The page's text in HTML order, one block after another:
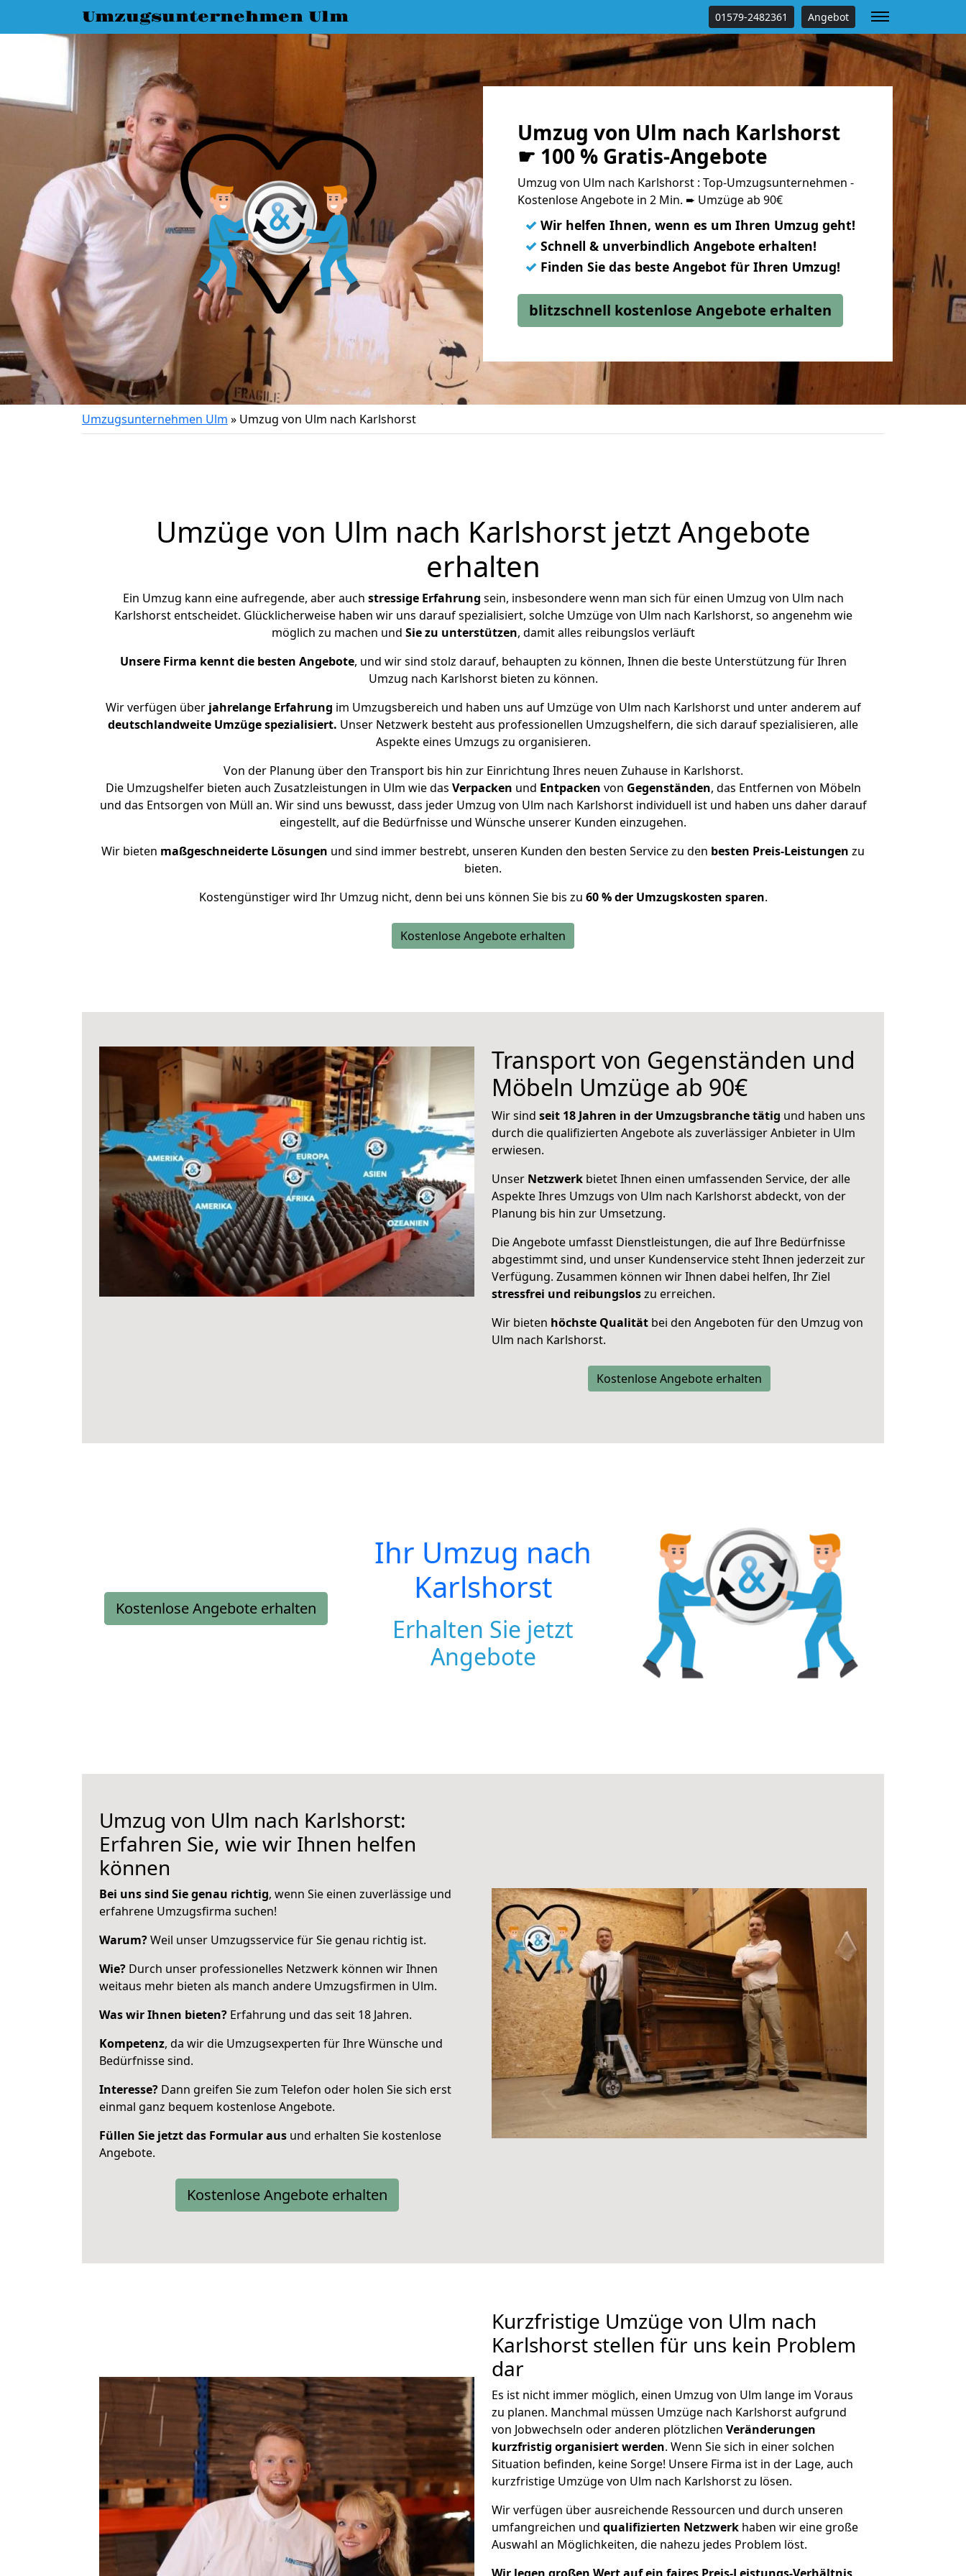
Umzugsunternehmen Ulm 01579-2482361 Angebot
Umzug von Ulm nach Karlshorst
☛ 100 % Gratis-Angebote
Umzug von Ulm nach Karlshorst : Top-Umzugsunternehmen -
Kostenlose Angebote in 2 Min. ➨ Umzüge ab 90€
✓ Wir helfen Ihnen, wenn es um Ihren Umzug geht!
✓ Schnell & unverbindlich Angebote erhalten!
✓ Finden Sie das beste Angebot für Ihren Umzug!
blitzschnell kostenlose Angebote erhalten
Umzugsunternehmen Ulm » Umzug von Ulm nach Karlshorst
Umzüge von Ulm nach Karlshorst jetzt Angebote
erhalten
Ein Umzug kann eine aufregende, aber auch stressige Erfahrung sein, insbesondere wenn man sich für einen Umzug von Ulm nach
Karlshorst entscheidet. Glücklicherweise haben wir uns darauf spezialisiert, solche Umzüge von Ulm nach Karlshorst, so angenehm wie
möglich zu machen und Sie zu unterstützen, damit alles reibungslos verläuft
Unsere Firma kennt die besten Angebote, und wir sind stolz darauf, behaupten zu können, Ihnen die beste Unterstützung für Ihren
Umzug nach Karlshorst bieten zu können.
Wir verfügen überjahrelange Erfahrung im Umzugsbereich und haben uns auf Umzüge von Ulm nach Karlshorst und unter anderem auf
deutschlandweite Umzüge spezialisiert. Unser Netzwerk besteht aus professionellen Umzugshelfern, die sich darauf spezialisieren, alle
Aspekte eines Umzugs zu organisieren.
Von der Planung über den Transport bis hin zur Einrichtung Ihres neuen Zuhause in Karlshorst.
Die Umzugshelfer bieten auch Zusatzleistungen in Ulm wie das Verpacken und Entpacken von Gegenständen, das Entfernen von Möbeln
und das Entsorgen von Müll an. Wir sind uns bewusst, dass jeder Umzug von Ulm nach Karlshorst individuell ist und haben uns daher darauf
eingestellt, auf die Bedürfnisse und Wünsche unserer Kunden einzugehen.
Wir bieten maßgeschneiderte Lösungen und sind immer bestrebt, unseren Kunden den besten Service zu den besten Preis-Leistungen zu
bieten.
Kostengünstiger wird Ihr Umzug nicht, denn bei uns können Sie bis zu 60 % der Umzugskosten sparen.
Kostenlose Angebote erhalten
Transport von Gegenständen und
Möbeln Umzüge ab 90€
Wir sind seit 18 Jahren in der Umzugsbranche tätig und haben uns
durch die qualifizierten Angebote als zuverlässiger Anbieter in Ulm
erwiesen.
Unser Netzwerk bietet Ihnen einen umfassenden Service, der alle
Aspekte Ihres Umzugs von Ulm nach Karlshorst abdeckt, von der
Planung bis hin zur Umsetzung.
Die Angebote umfasst Dienstleistungen, die auf Ihre Bedürfnisse
abgestimmt sind, und unser Kundenservice steht Ihnen jederzeit zur
Verfügung. Zusammen können wir Ihnen dabei helfen, Ihr Ziel
stressfrei und reibungsloszu erreichen.
Wir bieten höchste Qualität bei den Angeboten für den Umzug von
Ulm nach Karlshorst.
Kostenlose Angebote erhalten
Kostenlose Angebote erhalten
Ihr Umzug nach
Karlshorst
Erhalten Sie jetzt
Angebote
Umzug von Ulm nach Karlshorst:
Erfahren Sie, wie wir Ihnen helfen
können
Bei uns sind Sie genau richtig, wenn Sie einen zuverlässige und
erfahrene Umzugsfirma suchen!
Warum?Weil unser Umzugsservice für Sie genau richtig ist.
Wie? Durch unser professionelles Netzwerk können wir Ihnen
weitaus mehr bieten als manch andere Umzugsfirmen in Ulm.
Was wir Ihnen bieten? Erfahrung und das seit 18 Jahren.
Kompetenz, da wir die Umzugsexperten für Ihre Wünsche und
Bedürfnisse sind.
Interesse? Dann greifen Sie zum Telefon oder holen Sie sich erst
einmal ganz bequem kostenlose Angebote.
Füllen Sie jetzt das Formular aus und erhalten Sie kostenlose
Angebote.
Kostenlose Angebote erhalten
Kurzfristige Umzüge von Ulm nach
Karlshorst stellen für uns kein Problem
dar
Es ist nicht immer möglich, einen Umzug von Ulm lange im Voraus
zu planen. Manchmal müssen Umzüge nach Karlshorst aufgrund
von Jobwechseln oder anderen plötzlichen Veränderungen
kurzfristig organisiert werden. Wenn Sie sich in einer solchen
Situation befinden, keine Sorge! Unsere Firma ist in der Lage, auch
kurzfristige Umzüge von Ulm nach Karlshorst zu lösen.
Wir verfügen über ausreichende Ressourcen und durch unseren
umfangreichen und qualifizierten Netzwerk haben wir eine große
Auswahl an Möglichkeiten, die nahezu jedes Problem löst.